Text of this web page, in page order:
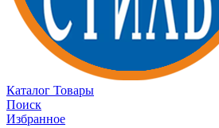
Каталог Товары
Поиск
Избранное